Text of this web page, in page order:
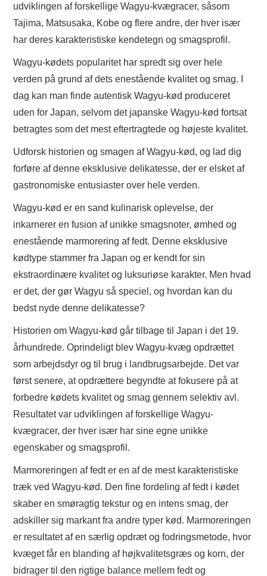
udviklingen af forskellige Wagyu-kvægracer, såsom
Tajima, Matsusaka, Kobe og flere andre, der hver især
har deres karakteristiske kendetegn og smagsprofil.
Wagyu-kødets popularitet har spredt sig over hele
verden på grund af dets enestående kvalitet og smag. I
dag kan man finde autentisk Wagyu-kød produceret
uden for Japan, selvom det japanske Wagyu-kød fortsat
betragtes som det mest eftertragtede og højeste kvalitet.
Udforsk historien og smagen af Wagyu-kød, og lad dig
forføre af denne eksklusive delikatesse, der er elsket af
gastronomiske entusiaster over hele verden.
Wagyu-kød er en sand kulinarisk oplevelse, der
inkarnerer en fusion af unikke smagsnoter, ømhed og
enestående marmorering af fedt. Denne eksklusive
kødtype stammer fra Japan og er kendt for sin
ekstraordinære kvalitet og luksuriøse karakter. Men hvad
er det, der gør Wagyu så speciel, og hvordan kan du
bedst nyde denne delikatesse?
Historien om Wagyu-kød går tilbage til Japan i det 19.
århundrede. Oprindeligt blev Wagyu-kvæg opdrættet
som arbejdsdyr og til brug i landbrugsarbejde. Det var
først senere, at opdrættere begyndte at fokusere på at
forbedre kødets kvalitet og smag gennem selektiv avl.
Resultatet var udviklingen af forskellige Wagyu-
kvægracer, der hver især har sine egne unikke
egenskaber og smagsprofil.
Marmoreringen af fedt er en af de mest karakteristiske
træk ved Wagyu-kød. Den fine fordeling af fedt i kødet
skaber en smøragtig tekstur og en intens smag, der
adskiller sig markant fra andre typer kød. Marmoreringen
er resultatet af en særlig opdræt og fodringsmetode, hvor
kvæget får en blanding af højkvalitetsgræs og korn, der
bidrager til den rigtige balance mellem fedt og